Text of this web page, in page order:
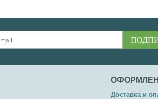
Доставка и